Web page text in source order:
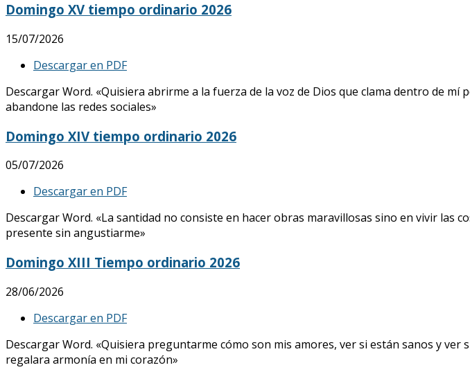
Domingo XV tiempo ordinario 2026
15/07/2026
Descargar en PDF
Descargar Word. «Quisiera abrirme a la fuerza de la voz de Dios que clama dentro de
abandone las redes sociales»
Domingo XIV tiempo ordinario 2026
05/07/2026
Descargar en PDF
Descargar Word. «La santidad no consiste en hacer obras maravillosas sino en vivir las
presente sin angustiarme»
Domingo XIII Tiempo ordinario 2026
28/06/2026
Descargar en PDF
Descargar Word. «Quisiera preguntarme cómo son mis amores, ver si están sanos y
regalara armonía en mi corazón»